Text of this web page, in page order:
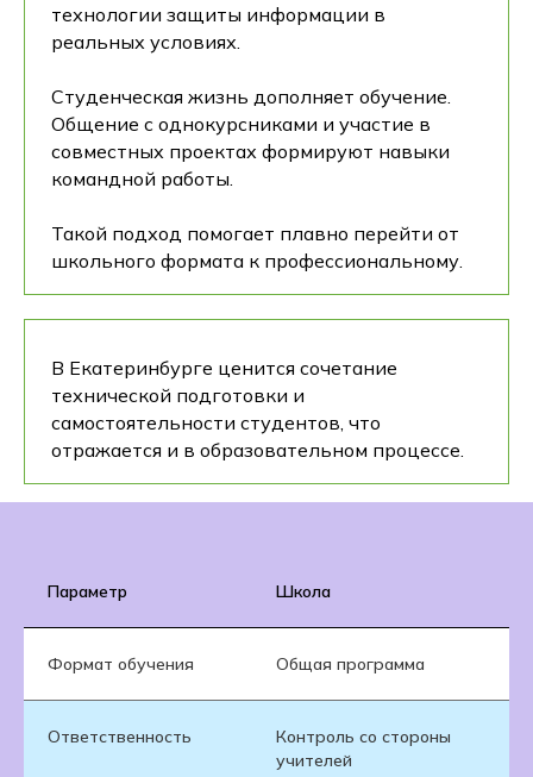
технологии защиты информации в
реальных условиях.
Студенческая жизнь дополняет обучение.
Общение с однокурсниками и участие в
совместных проектах формируют навыки
командной работы.
Такой подход помогает плавно перейти от
школьного формата к профессиональному.
В Екатеринбурге ценится сочетание
технической подготовки и
самостоятельности студентов, что
отражается и в образовательном процессе.
Параметр Школа
Формат обучения Общая программа
Ответственность
Контроль со стороны
учителей